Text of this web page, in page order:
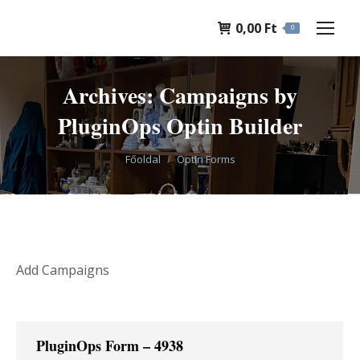
0,00 Ft 0
Archives:Campaigns by
PluginOps Optin Builder
You are here:
Főoldal Optin Forms
Add Campaigns
PluginOps Form – 4938